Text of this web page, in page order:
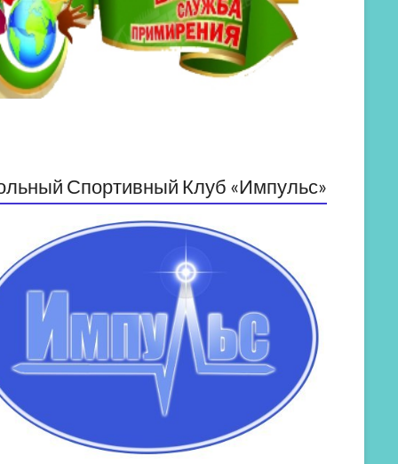
Спортивный Клуб «Импульс»